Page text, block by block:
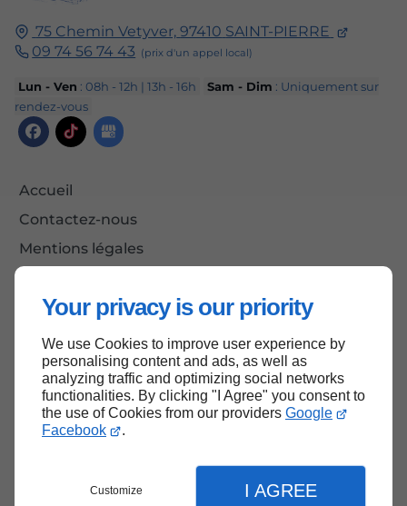
Your privacy is our priority
We use Cookies to improve user experience by
personalising content and ads, as well as
analyzing traffic and optimizing social networks
functionalities. By clicking "I Agree" you consent to
the use of Cookies from our providers Google
Facebook
.
Customize I AGREE
75 Chemin Vetyver, 97410 SAINT-PIERRE
09 74 56 74 43
Lun - Ven : 08h - 12h | 13h - 16h Sam - Dim : Uniquement sur
rendez-vous
Accueil
Contactez-nous
Mentions légales
Haut de page